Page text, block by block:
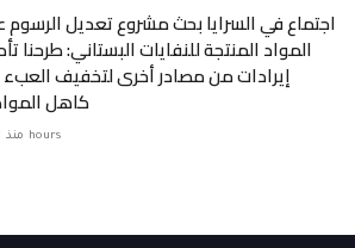
اجتماع في السرايا بحث مشروع تعديل الرسوم
المواد المنتجة للنفايات البستاني: طرحنا
إيرادات من مصادر أخرى لتخفيف
كاهل
منذ 3 hours